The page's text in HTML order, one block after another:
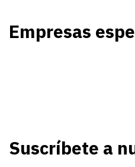
Empresas
Suscríbete a